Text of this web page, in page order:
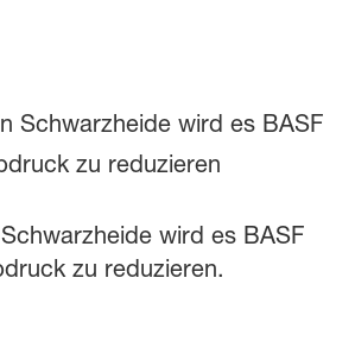
wird es BASF
zu reduzieren.